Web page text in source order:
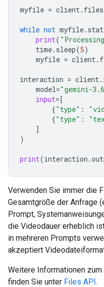
myfile = client. files
while not myfile.
print(
time. sleep(5)
myfile = client.
interaction = client.
model="gemini-
input=[
{"type" :
{"type" :
]
)
print(interaction .
Verwenden Sie immer die
Gesamtgröße der Anfrage
Prompt,
die Videodauer erheblich
in mehreren Prompts
akzeptiert
Weitere Informationen
finden Sie unter Files API.